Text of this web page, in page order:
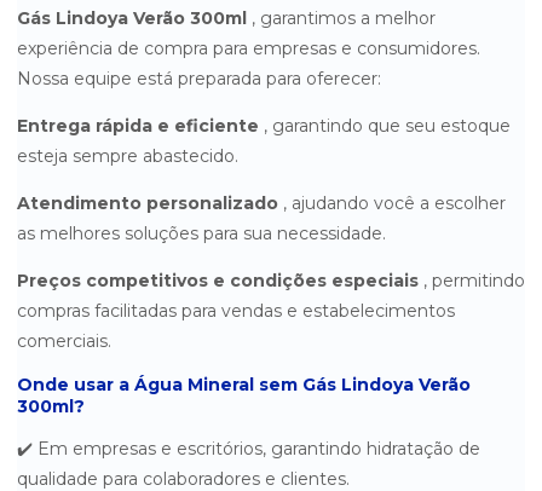
ÁGUA MINERAL SEM GÁS LINDOYA VERÃO SENSE 240ML
ÁGUA MINERAL SEM GÁS LINDOYA VERÃO SENSE 510ML
UNIDADES
UNIDADES
ÁGUA MINERAL SEM GÁS MINALBA 5 LITROS - UNITÁRIO
ÁGUA MINERAL SEM GÁS MINALBA 510ML - PACOTE COM 12
UNIDADES
ÁGUA MINERAL SEM GÁS MINALBA COPO 200ML - CAIXA COM 48
UNIDADES
ÁGUA MINERAL SEM GÁS MINALBA LATA 310ML FARDO COM 12
UNIDADES
Gás Lindoya Verão 300ml , garantimos a melhor
experiência de compra para empresas e consumidores.
Nossa equipe está preparada para oferecer:
Entrega rápida e eficiente , garantindo que seu estoque
esteja sempre abastecido.
Atendimento personalizado , ajudando você a escolher
as melhores soluções para sua necessidade.
Preços competitivos e condições especiais , permitindo
compras facilitadas para vendas e estabelecimentos
comerciais.
Onde usar a Água Mineral sem Gás Lindoya Verão
300ml?
✔️ Em empresas e escritórios, garantindo hidratação de
qualidade para colaboradores e clientes.